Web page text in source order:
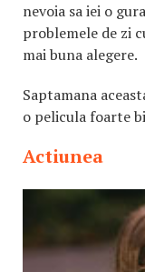
nevoia sa iei o
problemele de zi
mai buna alegere.
Saptamana
o pelicula foarte
Actiunea